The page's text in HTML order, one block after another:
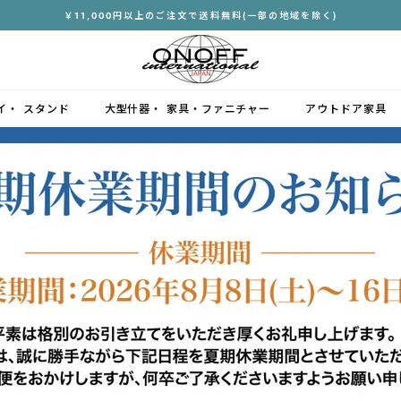
ス
ラ
イ
ョ
を
停
す
る
￥11,000円以上のご注文で送料無料(一部の地域を除く)
ON
OFF
・ スタンド 大型什器・ 家具・ファニチャー アウトドア家具